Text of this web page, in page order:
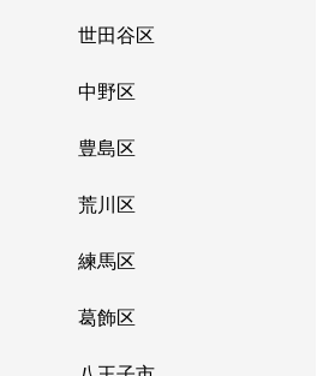
押上
押上
押上
押上
とうきょうスカイツリー
曳舟
世田谷区
中野区
豊島区
荒川区
練馬区
葛飾区